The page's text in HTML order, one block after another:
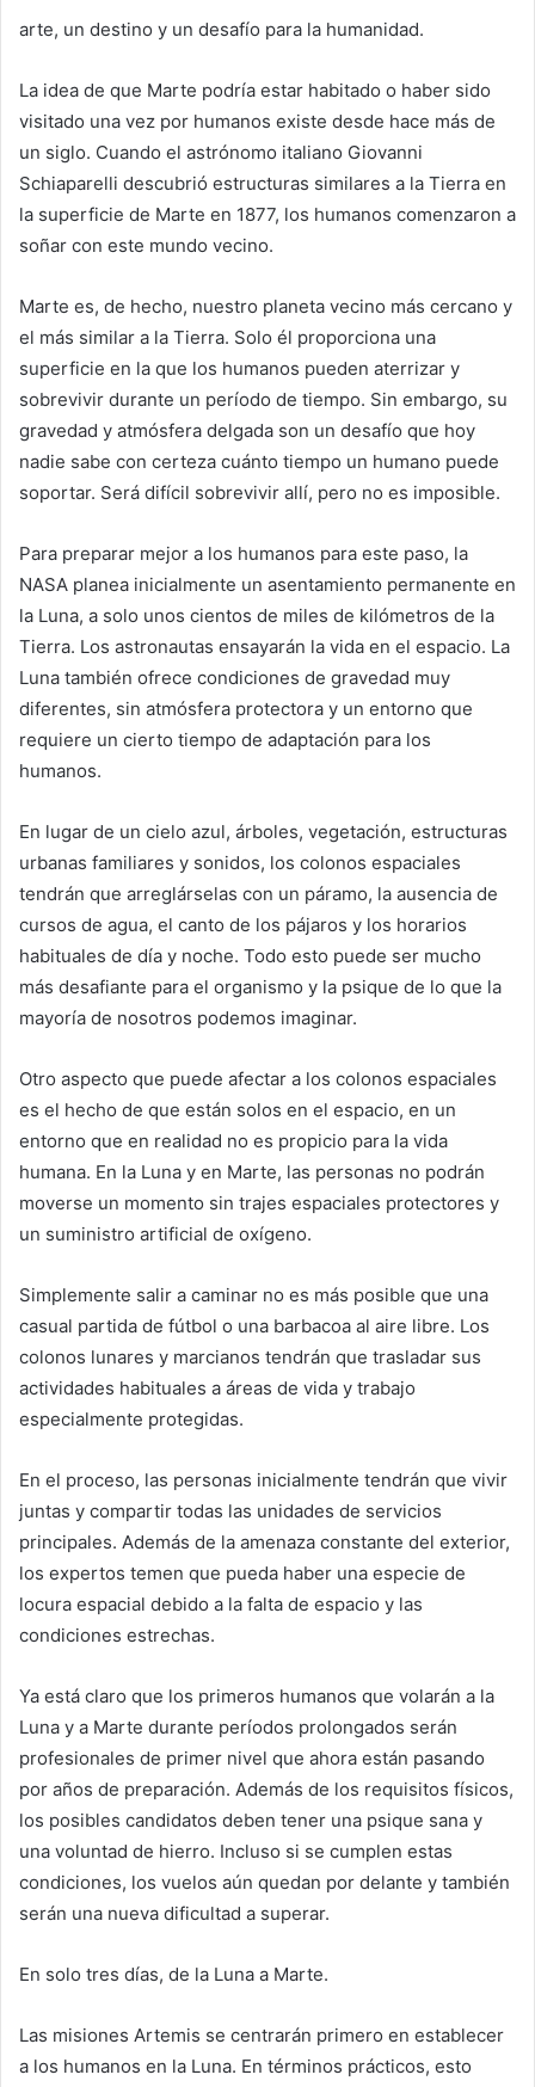
arte, un destino y un desafío para la humanidad.
La idea de que Marte podría estar habitado o haber sido
visitado una vez por humanos existe desde hace más de
un siglo. Cuando el astrónomo italiano Giovanni
Schiaparelli descubrió estructuras similares a la Tierra en
la superficie de Marte en 1877, los humanos comenzaron a
soñar con este mundo vecino.
Marte es, de hecho, nuestro planeta vecino más cercano y
el más similar a la Tierra. Solo él proporciona una
superficie en la que los humanos pueden aterrizar y
sobrevivir durante un período de tiempo. Sin embargo, su
gravedad y atmósfera delgada son un desafío que hoy
nadie sabe con certeza cuánto tiempo un humano puede
soportar. Será difícil sobrevivir allí, pero no es imposible.
Para preparar mejor a los humanos para este paso, la
NASA planea inicialmente un asentamiento permanente en
la Luna, a solo unos cientos de miles de kilómetros de la
Tierra. Los astronautas ensayarán la vida en el espacio. La
Luna también ofrece condiciones de gravedad muy
diferentes, sin atmósfera protectora y un entorno que
requiere un cierto tiempo de adaptación para los
humanos.
En lugar de un cielo azul, árboles, vegetación, estructuras
urbanas familiares y sonidos, los colonos espaciales
tendrán que arreglárselas con un páramo, la ausencia de
cursos de agua, el canto de los pájaros y los horarios
habituales de día y noche. Todo esto puede ser mucho
más desafiante para el organismo y la psique de lo que la
mayoría de nosotros podemos imaginar.
Otro aspecto que puede afectar a los colonos espaciales
es el hecho de que están solos en el espacio, en un
entorno que en realidad no es propicio para la vida
humana. En la Luna y en Marte, las personas no podrán
moverse un momento sin trajes espaciales protectores y
un suministro artificial de oxígeno.
Simplemente salir a caminar no es más posible que una
casual partida de fútbol o una barbacoa al aire libre. Los
colonos lunares y marcianos tendrán que trasladar sus
actividades habituales a áreas de vida y trabajo
especialmente protegidas.
En el proceso, las personas inicialmente tendrán que vivir
juntas y compartir todas las unidades de servicios
principales. Además de la amenaza constante del exterior,
los expertos temen que pueda haber una especie de
locura espacial debido a la falta de espacio y las
condiciones estrechas.
Ya está claro que los primeros humanos que volarán a la
Luna y a Marte durante períodos prolongados serán
profesionales de primer nivel que ahora están pasando
por años de preparación. Además de los requisitos físicos,
los posibles candidatos deben tener una psique sana y
una voluntad de hierro. Incluso si se cumplen estas
condiciones, los vuelos aún quedan por delante y también
serán una nueva dificultad a superar.
En solo tres días, de la Luna a Marte.
Las misiones Artemis se centrarán primero en establecer
a los humanos en la Luna. En términos prácticos, esto